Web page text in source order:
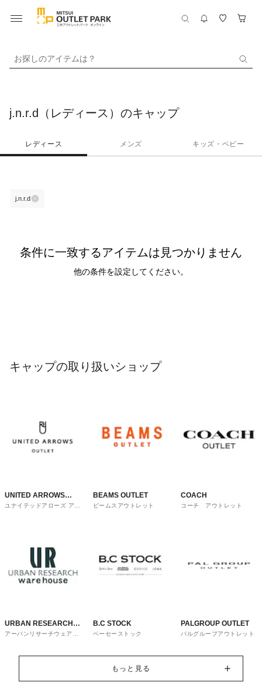
お探しのアイテムは？
j.n.r.d（レディース）のキャップ
レディース メンズ キッズ・ベビー
j.n.r.d
条件に一致するアイテムは見つかりません
他の条件を設定してください。
キャップの取り扱いショップ
UNITED ARROWS
OUTLET
ユナイテッドアローズ アウ
BEAMS OUTLET
ビームスアウトレット
COACH
コーチ アウトレット
URBAN RESEARCH
ware house
アーバンリサーチウェアハ
B.C STOCK
ベーセーストック
PALGROUP OUTLET
パルグループアウトレット
もっと見る